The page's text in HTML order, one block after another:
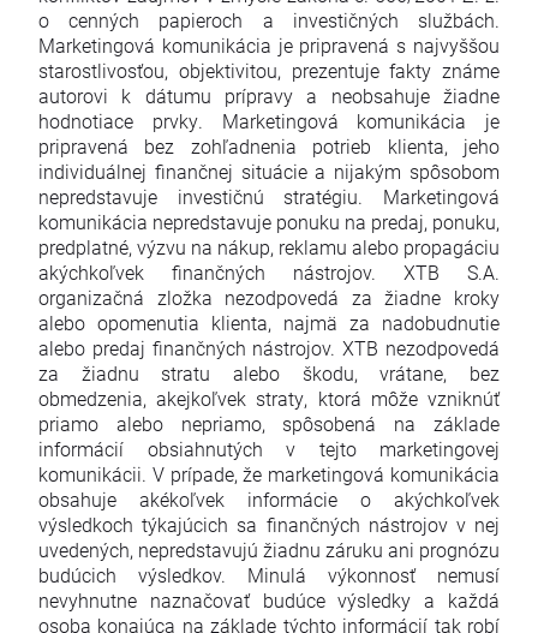
o cenných papieroch a investičných službách.
Marketingová komunikácia je pripravená s najvyššou
starostlivosťou, objektivitou, prezentuje fakty známe
autorovi k dátumu prípravy a neobsahuje žiadne
hodnotiace prvky. Marketingová komunikácia je
pripravená bez zohľadnenia potrieb klienta, jeho
individuálnej finančnej situácie a nijakým spôsobom
nepredstavuje investičnú stratégiu. Marketingová
komunikácia nepredstavuje ponuku na predaj, ponuku,
predplatné, výzvu na nákup, reklamu alebo propagáciu
akýchkoľvek finančných nástrojov. XTB S.A.
organizačná zložka nezodpovedá za žiadne kroky
alebo opomenutia klienta, najmä za nadobudnutie
alebo predaj finančných nástrojov. XTB nezodpovedá
za žiadnu stratu alebo škodu, vrátane, bez
obmedzenia, akejkoľvek straty, ktorá môže vzniknúť
priamo alebo nepriamo, spôsobená na základe
informácií obsiahnutých v tejto marketingovej
komunikácii. V prípade, že marketingová komunikácia
obsahuje akékoľvek informácie o akýchkoľvek
výsledkoch týkajúcich sa finančných nástrojov v nej
uvedených, nepredstavujú žiadnu záruku ani prognózu
budúcich výsledkov. Minulá výkonnosť nemusí
nevyhnutne naznačovať budúce výsledky a každá
osoba konajúca na základe týchto informácií tak robí